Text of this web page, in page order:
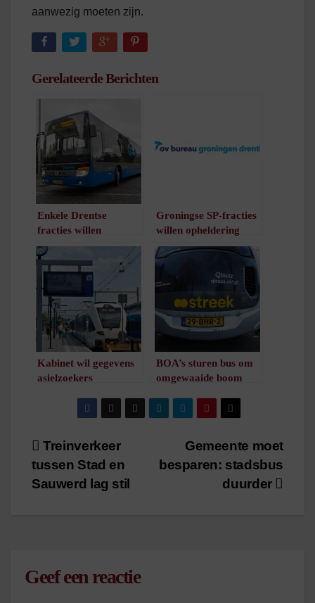
aanwezig moeten zijn.
Gerelateerde Berichten
Enkele Drentse
fracties willen
terugkeer snelbus
Emmen – Hoogeveen
/1minuut leestijd
Groningse SP-fracties
willen opheldering
over houding OV-
bureau richting
/1 minuut leestijd
Kabinet wil gegevens
asielzoekers
in het OV maken
minuut leestijd
BOA’s sturen bus om
omgewaaide boom
boven sloot
/ 1minuut leestijd
Bericht
navigatie
Gemeente moet
besparen: stadsbus
duurder
Treinverkeer
tussen Stad en
Sauwerd lag stil
Geef een reactie